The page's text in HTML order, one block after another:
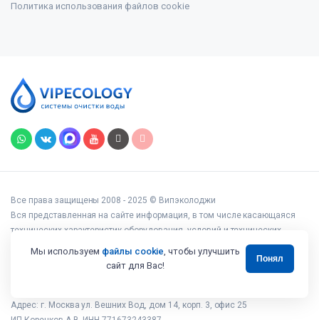
Политика использования файлов cookie
Все права защищены 2008 - 2025 © Випэколоджи
Вся представленная на сайте информация, в том числе касающаяся
технических характеристик оборудования, условий и технических
возможностей подключения, наличия на складе, стоимости товаров и
услуг, носит информационный характер и ни при каких условиях не
является публичной офертой, определяемой положениями статьи 437
Адрес: г. Москва ул. Вешних Вод, дом 14, корп. 3, офис 25
Мы используем файлы cookie, чтобы улучшить
сайт для Вас!
Понял